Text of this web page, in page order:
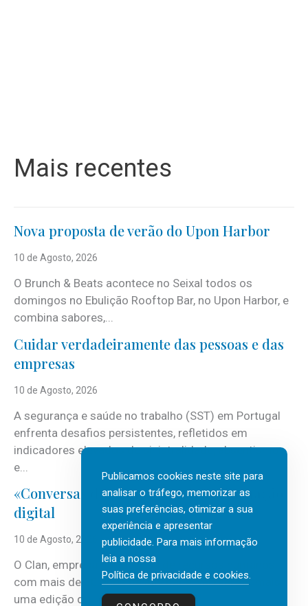
Mais recentes
Nova proposta de verão do Upon Harbor
10 de Agosto, 2026
O Brunch & Beats acontece no Seixal todos os
domingos no Ebulição Rooftop Bar, no Upon Harbor, e
combina sabores,...
Cuidar verdadeiramente das pessoas e das
empresas
10 de Agosto, 2026
A segurança e saúde no trabalho (SST) em Portugal
enfrenta desafios persistentes, refletidos em
indicadores elevados de sinistralidade, absentismo
e...
«Conversas do Clan» sobre transformação
digital
10 de Agosto, 2026
O Clan, empresa portuguesa de recursos humanos
com mais de 30 anos de atividade, vai realizar mais
uma edição do...
Publicamos cookies neste site para
analisar o tráfego, memorizar as
suas preferências, otimizar a sua
experiência e apresentar
publicidade. Para mais informação
leia a nossa
Política de privacidade e cookies.